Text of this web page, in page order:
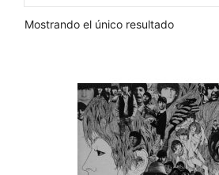
Mostrando el único resultado